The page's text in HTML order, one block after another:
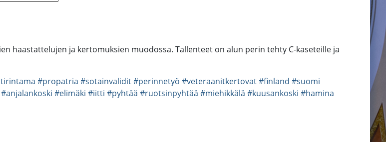
haastattelujen ja kertomuksien muodossa. Tallenteet on alun perin tehty C-kaseteille ja
#propatria #sotainvalidit#perinnetyö #veteraanitkertovat#finland #suomi
#anjalankoski #elimäki #iitti #pyhtää #ruotsinpyhtää #miehikkälä #kuusankoski #hamina